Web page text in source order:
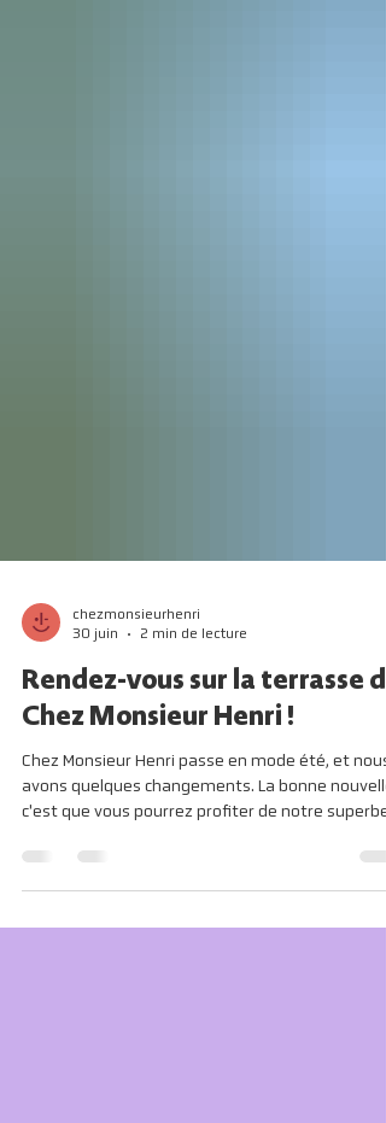
chezmonsieurhenri
30 juin
2 min de lecture
Rendez-vous sur la terrasse de
Chez Monsieur Henri !
Chez Monsieur Henri passe en mode été, et nous
cour intérieure en plein centre ville de Tours